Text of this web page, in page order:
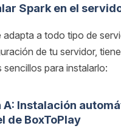
Spark en el
adapta a todo tipo de
de tu servidor,
sencillos para instalarlo:
A: Instalación
de BoxToPlay